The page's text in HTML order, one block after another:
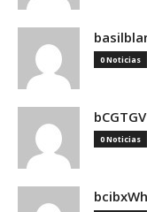
0 Noticias
0 Noticias